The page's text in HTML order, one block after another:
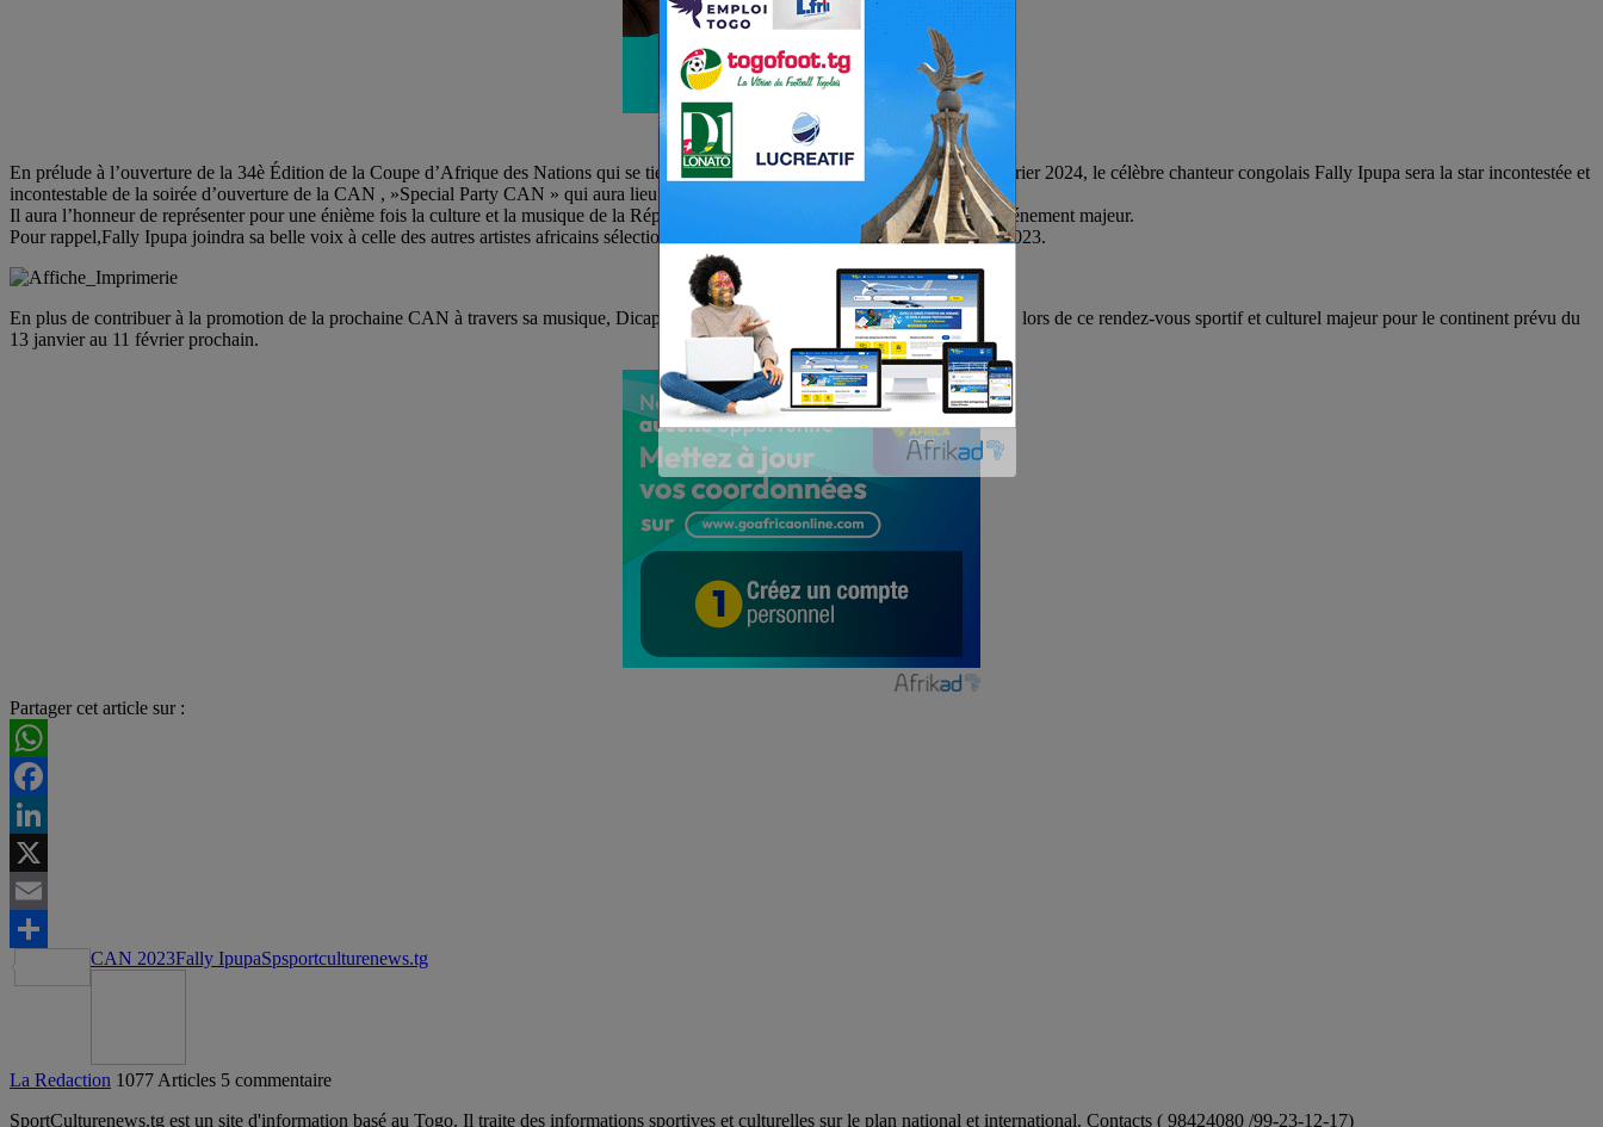
En prélude à l’ouverture de la 34è Édition de la Coupe d’Afrique des Nations qui se tiendra en terre ivoirienne du 13 janvier au 11 février 2024, le célèbre chanteur congolais Fally Ipupa sera la star incontestée et
incontestable de la soirée d’ouverture de la CAN , »Special Party CAN » qui aura lieu le 12 Janvier a l’Hotel le Vaisseau d’Abidjan.
Il aura l’honneur de représenter pour une énième fois la culture et la musique de la République Démocratique du Congo lors de cet événement majeur.
Pour rappel,Fally Ipupa joindra sa belle voix à celle des autres artistes africains sélectionnés pour enregistrer l’EP officiel de la CAN 2023.
En plus de contribuer à la promotion de la prochaine CAN à travers sa musique, Dicap la Merveille saura représenté avec brio la RDC lors de ce rendez-vous sportif et culturel majeur pour le continent prévu du
13 janvier au 11 février prochain.
Partager cet article sur :
WhatsApp
Facebook
LinkedIn
X
Email
Partager
CAN 2023Fally IpupaSpsportculturenews.tg
La Redaction 1077 Articles 5 commentaire
SportCulturenews.tg est un site d'information basé au Togo. Il traite des informations sportives et culturelles sur le plan national et international. Contacts ( 98424080 /99-23-12-17)